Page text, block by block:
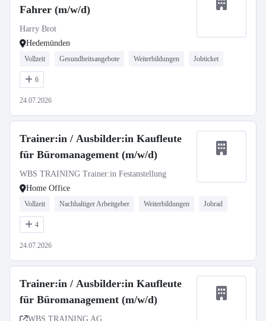
Fahrer (m/w/d)
Harry Brot
Hedemünden
Vollzeit Gesundheitsangebote Weiterbildungen Jobticket
6
24.07.2026
Trainer:in / Ausbilder:in Kaufleute
für Büromanagement (m/w/d)
WBS TRAINING Trainer:in Festanstellung
Home Office
Vollzeit Nachhaltiger Arbeitgeber Weiterbildungen Jobrad
4
24.07.2026
Trainer:in / Ausbilder:in Kaufleute
für Büromanagement (m/w/d)
WBS TRAINING AG